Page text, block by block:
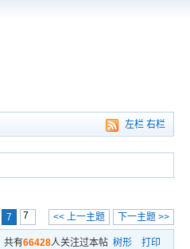
左栏 右栏
下一主题 >>
<< 上一主题
7
共有66428人关注过本帖 树形 打印